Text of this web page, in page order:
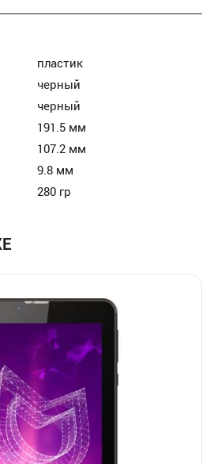
пластик
черный
черный
191.5 мм
107.2 мм
9.8 мм
280 гр